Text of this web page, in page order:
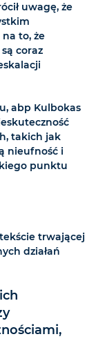
uwagę, że
to, że
coraz
abp Kulbokas
takich jak
nieufność i
punktu
trwającej
działań